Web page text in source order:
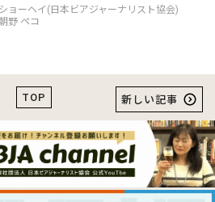
ョーヘイ(日本ビアジャーナリスト協会)
野 ペコ
TOP 新しい記事